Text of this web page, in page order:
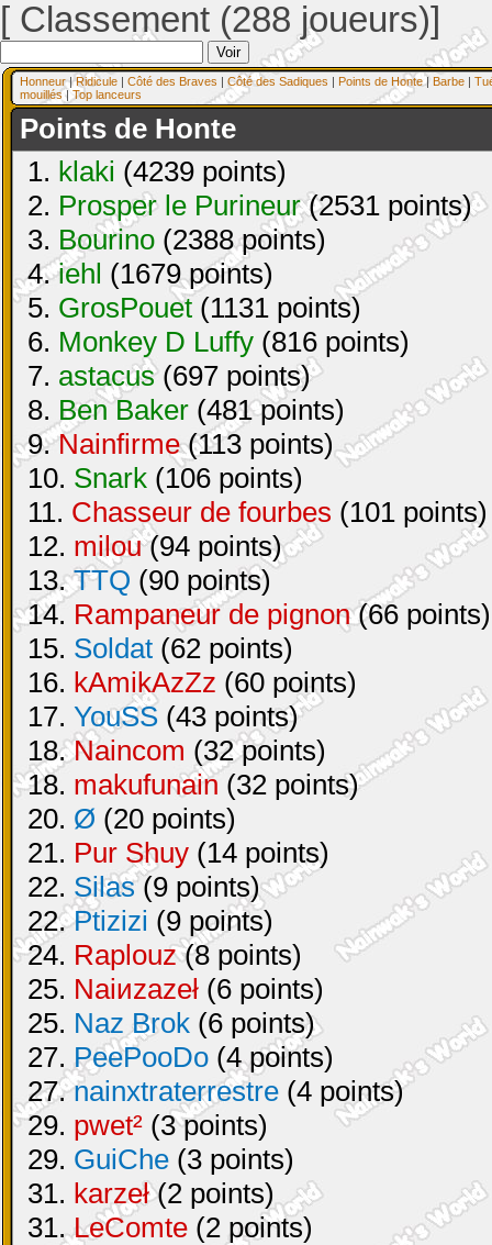
[ Classement (288 joueurs)]
Honneur|Ridicule | Côté des Braves | Côté des Sadiques | Points de Honte| Barbe |
mouillés| Top lanceurs
Points de Honte
1. klaki (4239 points)
2. Prosper le Purineur(2531 points)
3. Bourino (2388 points)
4.iehl (1679 points)
5. GrosPouet (1131 points)
6. Monkey D Luffy (816 points)
7. astacus(697 points)
8. Ben Baker (481 points)
9.Nainfirme(113 points)
10. Snark (106 points)
11. Chasseur de fourbes (101 points)
12. milou(94 points)
13.TTQ (90 points)
14. Rampaneur de pignon(66 points)
15. Soldat (62 points)
16. kAmikAzZz (60 points)
17. YouSS (43 points)
18.Naincom (32 points)
18. makufunain (32 points)
20. Ø (20 points)
21. Pur Shuy (14 points)
22. Silas(9 points)
22.Ptizizi (9 points)
24. Raplouz(8 points)
25. Naiиzazeł (6 points)
25. Naz Brok (6 points)
27. PeePooDo (4 points)
27.nainxtraterrestre (4 points)
29. pwet² (3 points)
29. GuiChe (3 points)
31. karzeł(2 points)
31.LeComte (2 points)